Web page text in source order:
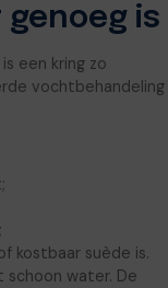
is
een kring zo
vochtbehandeling
kostbaar suède is.
water. De